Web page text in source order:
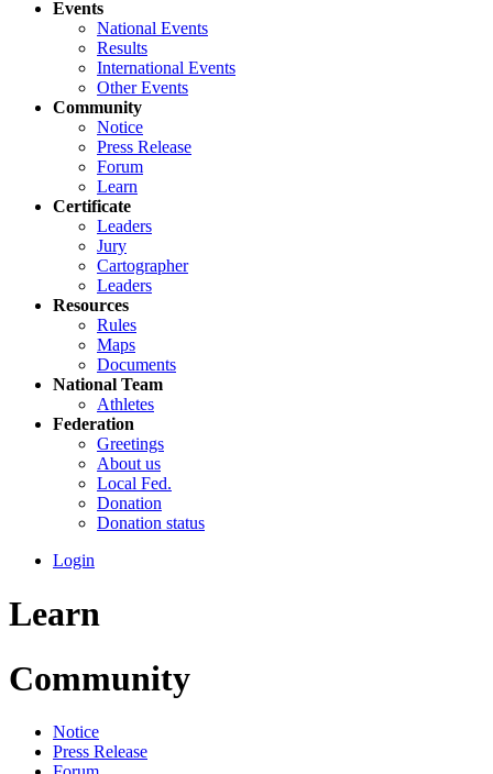
Events
National Events
Results
International Events
Other Events
Community
Notice
Press Release
Forum
Learn
Certificate
Leaders
Jury
Cartographer
Leaders
Resources
Rules
Maps
Documents
National Team
Athletes
Federation
Greetings
About us
Local Fed.
Donation
Donation status
Login
Learn
Community
Notice
Press Release